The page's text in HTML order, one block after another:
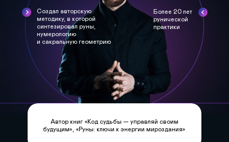
Создал авторскую
методику, в которой
синтезировал руны,
нумерологию
и сакральную геометрию
Более 20 лет
рунической
практики
Автор книг «Код судьбы — управляй своим
будущим», «Руны: ключи к энергии мироздания»